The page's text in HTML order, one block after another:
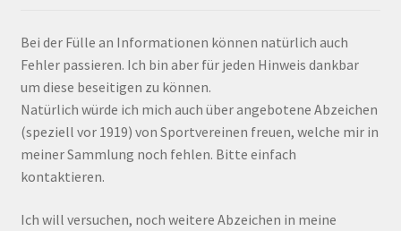
Bei der Fülle an Informationen können natürlich auch
Fehler passieren. Ich bin aber für jeden Hinweis dankbar
um diese beseitigen zu können.
Natürlich würde ich mich auch über angebotene Abzeichen
(speziell vor 1919) von Sportvereinen freuen, welche mir in
meiner Sammlung noch fehlen. Bitte einfach
kontaktieren.
Ich will versuchen, noch weitere Abzeichen in meine